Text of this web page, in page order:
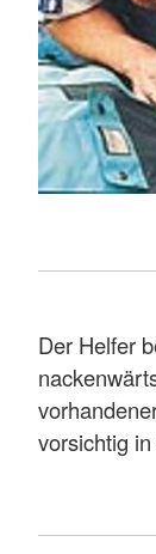
Der Helfer
vorsichtig